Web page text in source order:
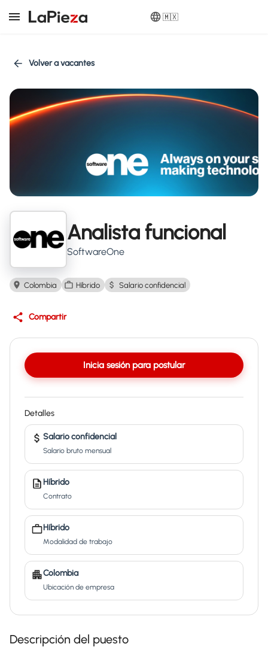
🇲🇽
Volver a vacantes
Analista funcional
SoftwareOne
Colombia Híbrido Salario confidencial
Compartir
Inicia sesión para postular
Detalles
Salario confidencial
Salario bruto mensual
Híbrido
Contrato
Híbrido
Modalidad de trabajo
Colombia
Ubicación de empresa
Descripción del puesto